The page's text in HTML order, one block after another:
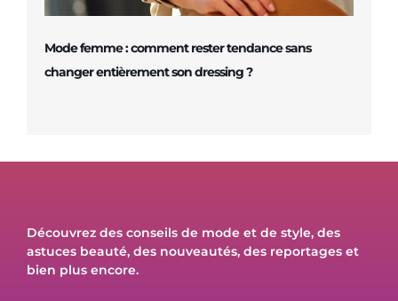
Mode femme : comment rester tendance sans
changer entièrement son dressing ?
Découvrez des conseils de mode et de style, des
astuces beauté, des nouveautés, des reportages et
bien plus encore.